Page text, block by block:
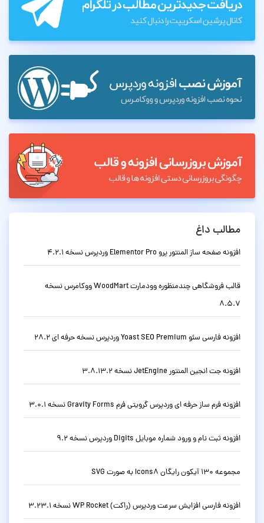
مطالب داغ
افزونه صفحه ساز المنتور پرو Elementor Pro وردپرس نسخه 4.2.1
قالب فروشگاهی چندمنظوره وودمارت WoodMart ووکامرس نسخه
8.5.7
افزونه فارسی سئو Yoast SEO Premium وردپرس نسخه حرفه ای 28.2
افزونه جت انجین المنتور JetEngine نسخه 3.8.13.2
افزونه فرم ساز حرفه ای وردپرس گرویتی فرم Gravity Forms نسخه 3.0.1
افزونه ثبت نام و ورود شماره موبایل Digits وردپرس نسخه 9.2
مجموعه 130 آیکون رایگان Icons8 به صورت SVG
افزونه فارسی افزایش سرعت وردپرس (راکت) WP Rocket نسخه 3.23.1